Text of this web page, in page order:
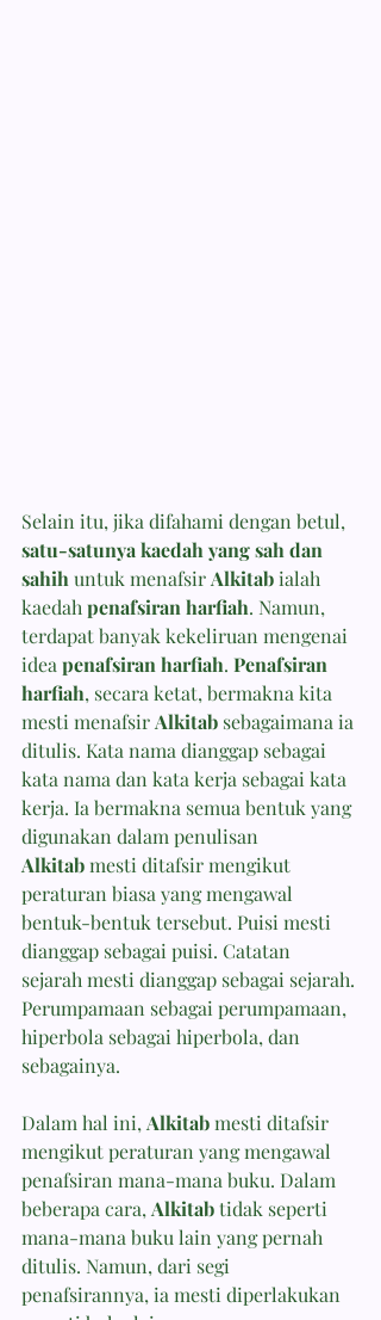
Selain itu, jika difahami dengan betul,
satu-satunya kaedah yang sah dan
sahih untuk menafsir Alkitab ialah
kaedah penafsiran harfiah. Namun,
terdapat banyak kekeliruan mengenai
idea penafsiran harfiah. Penafsiran
harfiah, secara ketat, bermakna kita
mesti menafsir Alkitab sebagaimana ia
ditulis. Kata nama dianggap sebagai
kata nama dan kata kerja sebagai kata
kerja. Ia bermakna semua bentuk yang
digunakan dalam penulisan
Alkitab mesti ditafsir mengikut
peraturan biasa yang mengawal
bentuk-bentuk tersebut. Puisi mesti
dianggap sebagai puisi. Catatan
sejarah mesti dianggap sebagai sejarah.
Perumpamaan sebagai perumpamaan,
hiperbola sebagai hiperbola, dan
sebagainya.
Dalam hal ini, Alkitab mesti ditafsir
mengikut peraturan yang mengawal
penafsiran mana-mana buku. Dalam
beberapa cara, Alkitab tidak seperti
mana-mana buku lain yang pernah
ditulis. Namun, dari segi
penafsirannya, ia mesti diperlakukan